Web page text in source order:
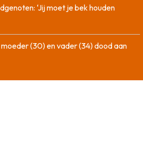
‘Jij moet je bek houden
(30) en vader (34) dood aan